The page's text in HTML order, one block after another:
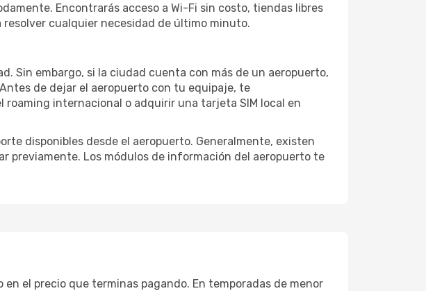
Encontrarás acceso a Wi-Fi sin costo, tiendas libres
cualquier necesidad de último minuto.
Sin embargo, si la ciudad cuenta con más de un aeropuerto,
de dejar el aeropuerto con tu equipaje, te
internacional o adquirir una tarjeta SIM local en
disponibles desde el aeropuerto. Generalmente, existen
previamente. Los módulos de información del aeropuerto te
el precio que terminas pagando. En temporadas de menor